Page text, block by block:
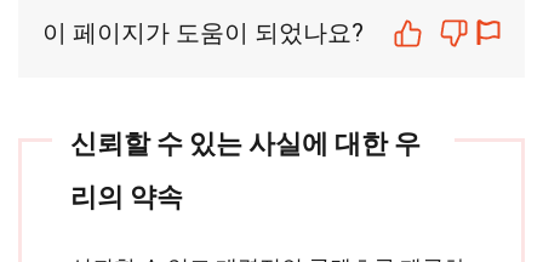
이 페이지가 도움이 되었나요?
신뢰할 수 있는 사실에 대한 우
리의 약속